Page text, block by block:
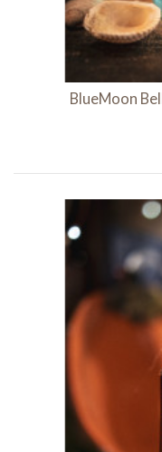
BlueMoon